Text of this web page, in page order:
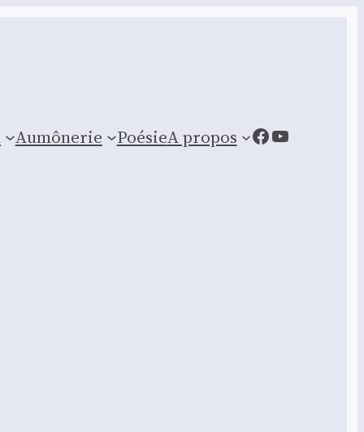
Aumônerie PoésieA propos Facebook
YouTube